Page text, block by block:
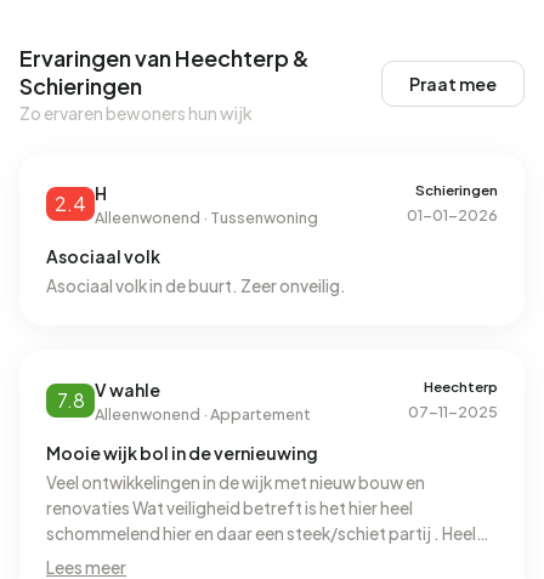
Ervaringen van Heechterp &
Schieringen
Zo ervaren bewoners hun wijk
Praat mee
2.4 H
Alleenwonend · Tussenwoning
Schieringen
01-01-2026
Asociaal volk
Asociaal volk in de buurt. Zeer onveilig.
7.8 V wahle
Alleenwonend · Appartement
Heechterp
07-11-2025
Mooie wijk bol in de vernieuwing
Veel ontwikkelingen in de wijk met nieuw bouw en
renovaties Wat veiligheid betreft is het hier heel
schommelend hier en daar een steek/schiet partij . Heel
vaak word er vuilnis gewoon naast de container gegooid
Lees meer